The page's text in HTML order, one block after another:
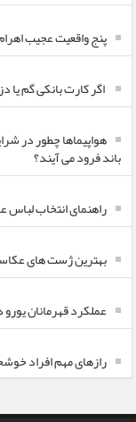
پنج واقعیت عجیب
اگر کارت بانکی گم
هواپیماها چطور در
باند فرود می آیند؟
راهنمای انتخاب
بهترین ژست های
عملکرد قهرمانان
رازهای مهم افراد